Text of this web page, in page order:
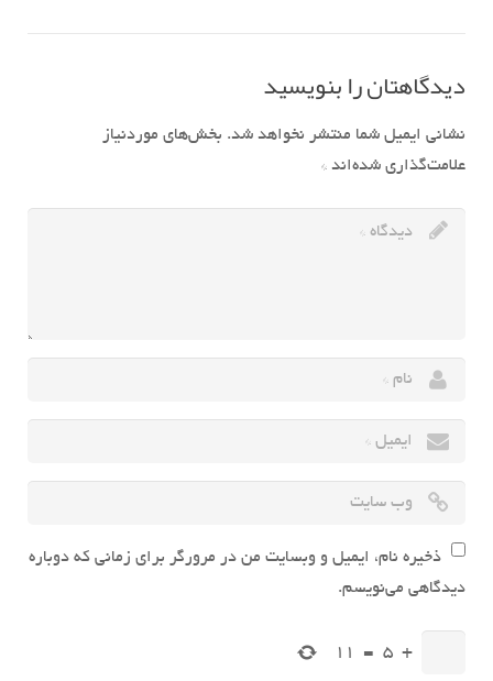
دیدگاهتان را بنویسید
نشانی ایمیل شما منتشر نخواهد شد. بخش‌های موردنیاز
علامت‌گذاری شده‌اند *
ذخیره نام، ایمیل و وبسایت من در مرورگر برای زمانی که دوباره
دیدگاهی می‌نویسم.
+
5
=
11